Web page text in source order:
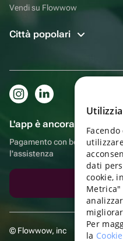
Vendi su Flowwow
Città popolari
L'app è ancora più
Pagamento con bonus,
l'assistenza
© Flowwow, inc
dati
cookie,
Per
la